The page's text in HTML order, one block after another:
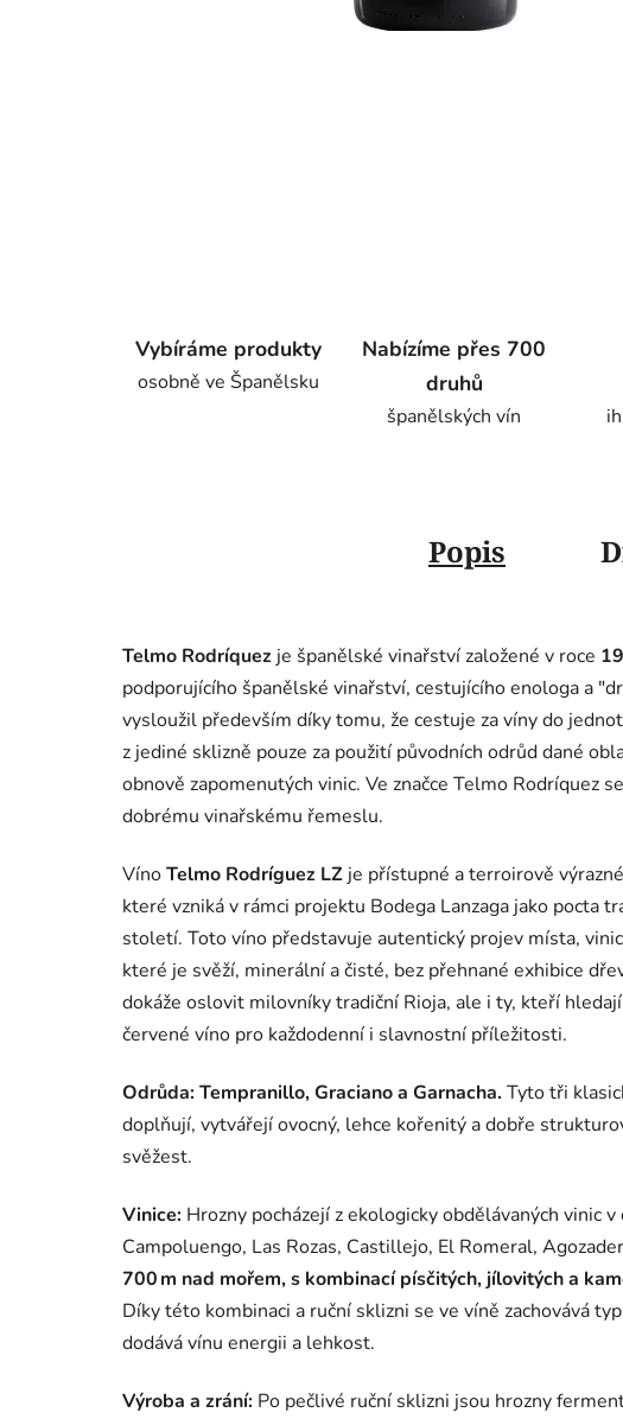
Vybíráme produkty
osobně ve Španělsku
Nabízíme přes 700
druhů
španělských vín
Popis
Telmo Rodríquez je španělské vinařství založené v roce
podporujícího španělské vinařství, cestujícího enologa a
vysloužil především díky tomu, že cestuje za víny do
z jediné sklizně pouze za použití původních odrůd dané
obnově zapomenutých vinic. Ve značce Telmo Rodríquez
dobrému vinařskému řemeslu.
VínoTelmo Rodríguez LZ je přístupné a terroirově
které vzniká v rámci projektu Bodega Lanzaga jako pocta
století. Toto víno představuje autentický projev místa,
které je svěží, minerální a čisté, bez přehnané exhibice
dokáže oslovit milovníky tradiční Rioja, ale i ty, kteří
červené víno pro každodenní i slavnostní příležitosti.
Odrůda:Tempranillo, Graciano a Garnacha. Tyto tři
doplňují, vytvářejí ovocný, lehce kořenitý a dobře
svěžest.
Vinice: Hrozny pocházejí z ekologicky obdělávaných vinic
Campoluengo, Las Rozas, Castillejo, El Romeral,
700 m nad mořem, s kombinací písčitých, jílovitých a
Díky této kombinaci a ruční sklizni se ve víně zachovává
dodává vínu energii a lehkost.
Výroba a zrání: Po pečlivé ruční sklizni jsou hrozny